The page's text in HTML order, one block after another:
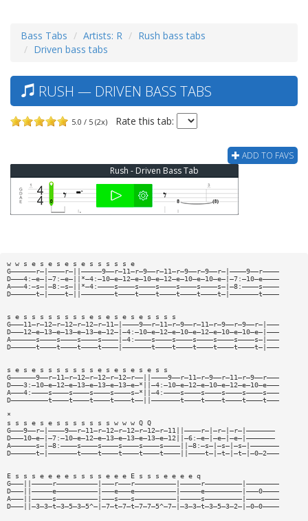
Bass Tabs Artists: R
Rush bass tabs
Driven bass tabs
RUSH — DRIVEN BASS TABS
5.0 / 5 (2x) Rate this tab:
ADD TO FAVS
Rush - Driven Bass Tab
w w s e s e s e s e s s s s s e
G——————r—|————r—||—————9——r—11—r—9——r—11—r—9——r—9——r—|————9——r————
D———4:—e—|—7:—e—||*—4:—10—e—12—e—10—e—12—e—10—e—10—e—|—7:—10—e————
A———4:—s—|—8:—s—||*—4:————s————s————s————s————s————s—|—8:————s————
D——————t—|————t—||————————t————t————t————t————t————t—|———————t————
s e s s s s s s s s e s e s e s e s s s s
G———11—r—12—r—12—r—12—r—11—|————9——r—11—r—9——r—11—r—9——r—9——r—|———
D———12—e—13—e—13—e—13—e—12—|—4:—10—e—12—e—10—e—12—e—10—e—10—e—|———
A——————s————s————s————s————|—4:————s————s————s————s————s————s—|———
D——————t————t————t————t————|———————t————t————t————t————t————t—|———
s e s e s s s s s s s e s e s e s e s s
G——————9——r—11—r—12—r—12—r—12—r——||————9——r—11—r—9——r—11—r—9——r———
D———3:—10—e—12—e—13—e—13—e—13—e—*||—4:—10—e—12—e—10—e—12—e—10—e———
A———4:————s————s————s————s————s—*||—4:————s————s————s————s————s———
D—————————t————t————t————t————t——||———————t————t————t————t————t———
*
s s s e s e s s s s s s s w w w Q Q
G———9——r—|————9——r—11—r—12—r—12—r—12—r—11||————r—|—r—|—r—|———————
D———10—e—|—7:—10—e—12—e—13—e—13—e—13—e—12||—6:—e—|—e—|—e—|———————
A——————s—|—8:————s————s————s————s————s————||—8:—s—|—s—|—s—|———————
D——————t—|———————t————t————t————t————t————||————t—|—t—|—t—|—0—2———
E s s s e e e e s s s s e e e E s s s e e e e q
G———||—————r——————————|———r———r——————————|—————r—————————|————————
D———||—————e——————————|———e———e——————————|—————e—————————|———0————
A———||—————s——————————|———s———s——————————|—————s—————————|————————
D———||—3—3—t—3—5—3—5^—|—7—t—7—t—7—7—5^—7—|—3—3—t—3—5—3—2—|—0—0————